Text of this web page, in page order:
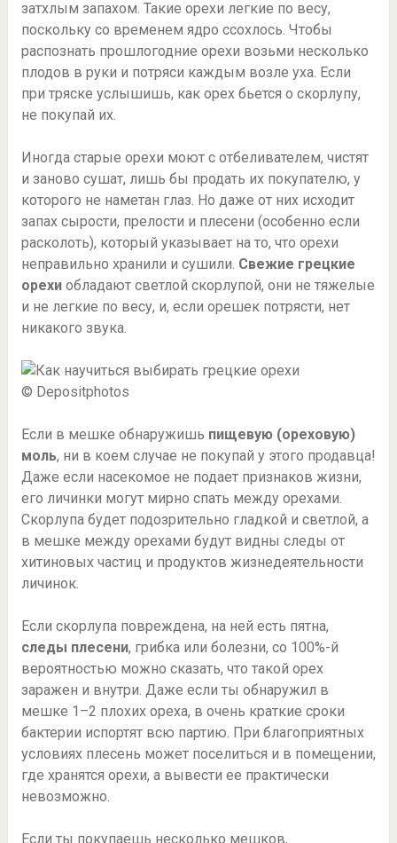
затхлым запахом. Такие орехи легкие по весу,
поскольку со временем ядро ссохлось. Чтобы
распознать прошлогодние орехи возьми несколько
плодов в руки и потряси каждым возле уха. Если
при тряске услышишь, как орех бьется о скорлупу,
не покупай их.
Иногда старые орехи моют с отбеливателем, чистят
и заново сушат, лишь бы продать их покупателю, у
которого не наметан глаз. Но даже от них исходит
запах сырости, прелости и плесени (особенно если
расколоть), который указывает на то, что орехи
неправильно хранили и сушили. Свежие грецкие
орехиобладают светлой скорлупой, они не тяжелые
и не легкие по весу, и, если орешек потрясти, нет
никакого звука.
© Depositphotos
Если в мешке обнаружишь пищевую (ореховую)
моль, ни в коем случае не покупай у этого продавца!
Даже если насекомое не подает признаков жизни,
его личинки могут мирно спать между орехами.
Скорлупа будет подозрительно гладкой и светлой, а
в мешке между орехами будут видны следы от
хитиновых частиц и продуктов жизнедеятельности
личинок.
Если скорлупа повреждена, на ней есть пятна,
следы плесени, грибка или болезни, со 100%-й
вероятностью можно сказать, что такой орех
заражен и внутри. Даже если ты обнаружил в
мешке 1–2 плохих ореха, в очень краткие сроки
бактерии испортят всю партию. При благоприятных
условиях плесень может поселиться и в помещении,
где хранятся орехи, а вывести ее практически
невозможно.
Если ты покупаешь несколько мешков,